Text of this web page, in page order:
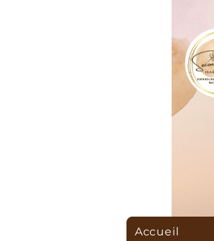
Accueil